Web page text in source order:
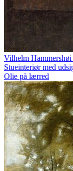
Vilhelm
Stueinteriør med
Olie på lærred